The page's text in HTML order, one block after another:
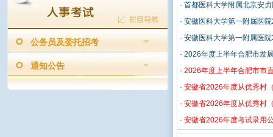
公务员及委托招考
通知公告
· 首都医科大学附属北京安
· 安徽医科大学第一附属医
· 安徽医科大学第一附属医
· 2026年度上半年合肥市发
· 2026年度上半年合肥市市
· 安徽省2026年度从优秀村
· 安徽省2026年度从优秀村
· 安徽省2026年度考试录用